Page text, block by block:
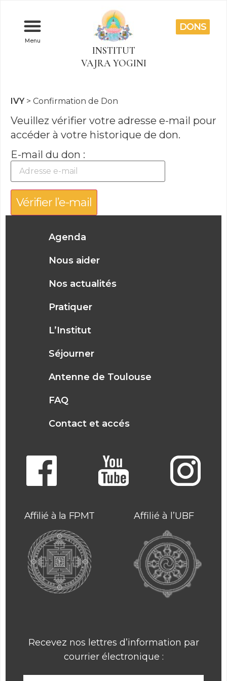
Menu
INSTITUT
VAJRA YOGINI
DONS
IVY> Confirmation de Don
Veuillez vérifier votre adresse e-mail pour
accéder à votre historique de don.
E-mail du don :
Agenda
Nous aider
Nos actualités
Pratiquer
L’Institut
Séjourner
Antenne de Toulouse
FAQ
Contact et accés
Affilié à la FPMT Affilié à l’UBF
Recevez nos lettres d’information par
courrier électronique :